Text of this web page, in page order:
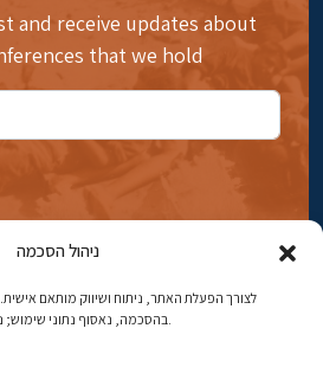
ניהול הסכמה
בהסכמה, נאסוף נתוני שימוש; ניתן לנהל או למשוך הסכמה בכל עת.
and receive updates about
that we hold
Rehavia, Jerusalem